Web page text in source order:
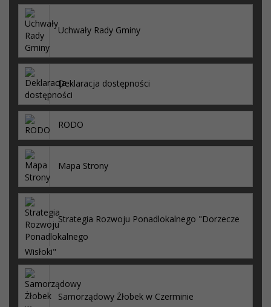
Uchwały Rady Gminy
Deklaracja dostępności
RODO
Mapa Strony
Strategia Rozwoju Ponadlokalnego "Dorzecze
Wisłoki"
Samorządowy Żłobek w Czerminie